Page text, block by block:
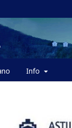
Info